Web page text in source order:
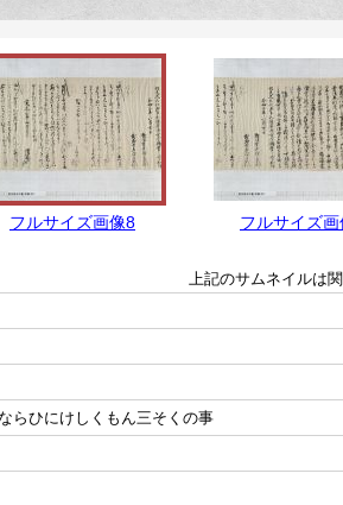
フルサイズ画像8 フルサイズ画
上記のサムネイルは
らひにけしくもん三そくの事